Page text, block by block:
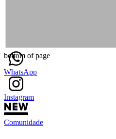
WhatsApp
Instagram
Comunidade
bottom of page